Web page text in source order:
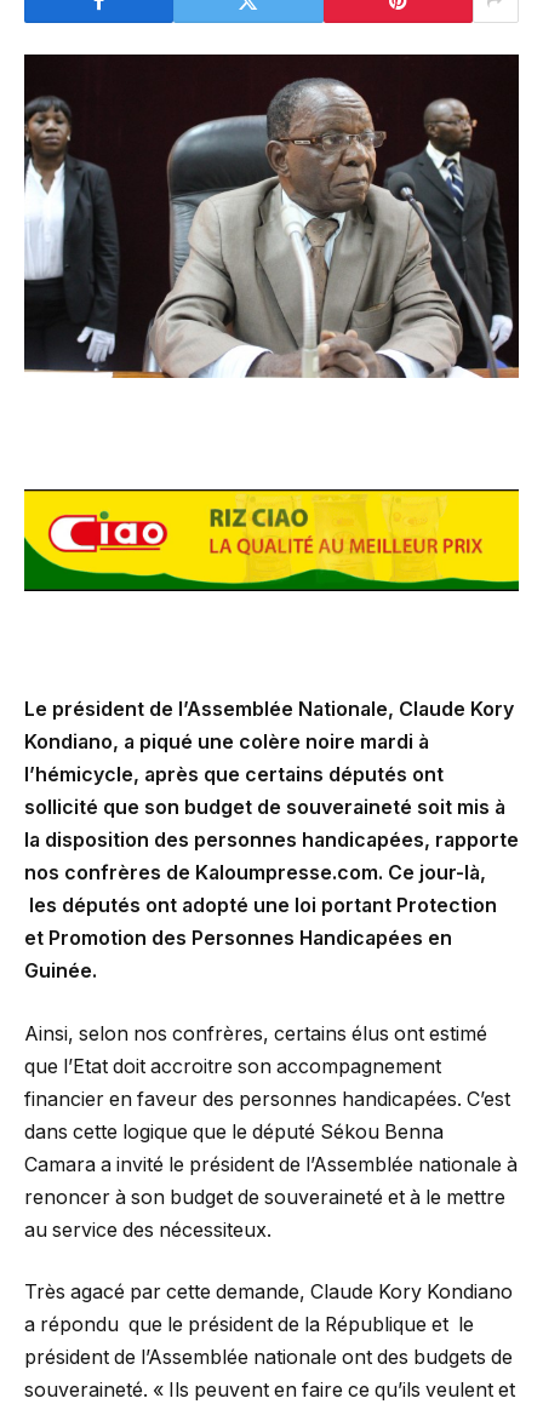
Le président de l’Assemblée Nationale, Claude Kory
Kondiano, a piqué une colère noire mardi à
l’hémicycle, après que certains députés ont
sollicité que son budget de souveraineté soit mis à
la disposition des personnes handicapées, rapporte
nos confrères de Kaloumpresse.com. Ce jour-là,
les députés ont adopté une loi portant Protection
et Promotion des Personnes Handicapées en
Guinée.
Ainsi, selon nos confrères, certains élus ont estimé
que l’Etat doit accroitre son accompagnement
financier en faveur des personnes handicapées. C’est
dans cette logique que le député Sékou Benna
Camara a invité le président de l’Assemblée nationale à
renoncer à son budget de souveraineté et à le mettre
au service des nécessiteux.
Très agacé par cette demande, Claude Kory Kondiano
a répondu que le président de la République et le
président de l’Assemblée nationale ont des budgets de
souveraineté. « Ils peuvent en faire ce qu’ils veulent et